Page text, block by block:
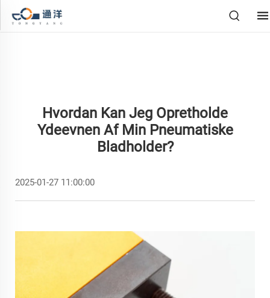
Hvordan Kan Jeg Opretholde
Ydeevnen Af Min Pneumatiske
Bladholder?
2025-01-27 11:00:00